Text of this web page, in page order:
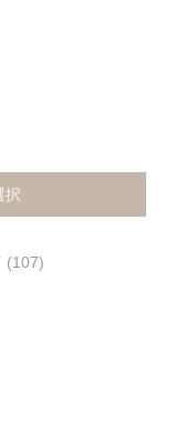
択
(107)